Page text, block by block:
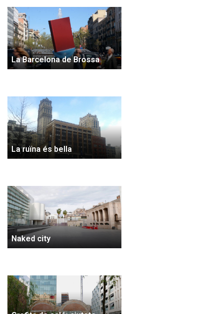
La Barcelona de Brossa
La ruïna és bella
Naked city